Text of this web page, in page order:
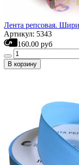
Лента репсовая.
Артикул: 5343
160.00 руб
В корзину